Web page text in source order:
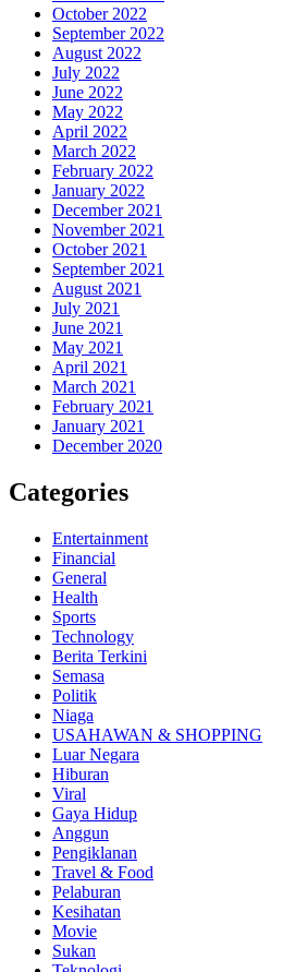
October 2022
September 2022
August 2022
July 2022
June 2022
May 2022
April 2022
March 2022
February 2022
January 2022
December 2021
November 2021
October 2021
September 2021
August 2021
July 2021
June 2021
May 2021
April 2021
March 2021
February 2021
January 2021
December 2020
Categories
Entertainment
Financial
General
Health
Sports
Technology
Berita Terkini
Semasa
Politik
Niaga
USAHAWAN & SHOPPING
Luar Negara
Hiburan
Viral
Gaya Hidup
Anggun
Pengiklanan
Travel & Food
Pelaburan
Kesihatan
Movie
Sukan